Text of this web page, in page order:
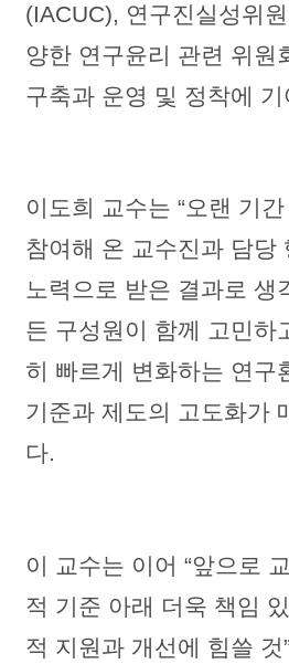
(IACUC), 연구진실성위
양한 연구윤리 관련 위원
구축과 운영 및 정착에 기
이도희 교수는 “오랜 기
참여해 온 교수진과 담당
노력으로 받은 결과로 생
든 구성원이 함께 고민하
히 빠르게 변화하는 연구
기준과 제도의 고도화가
다.
이 교수는 이어 “앞으로
적 기준 아래 더욱 책임
적 지원과 개선에 힘쓸